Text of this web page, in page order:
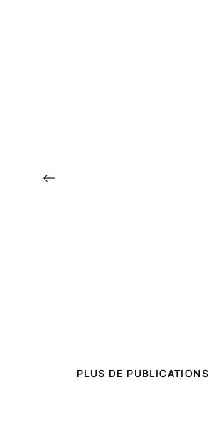
←
PLUS DE PUBLICATIONS